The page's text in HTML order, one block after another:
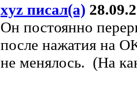
xyz писал(а)
Он постоянно
после нажатия на
не менялось. (На